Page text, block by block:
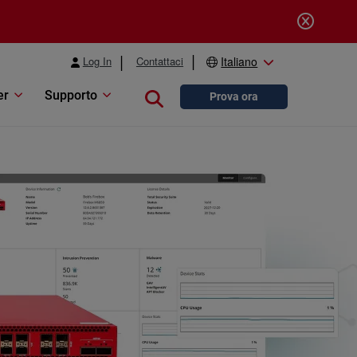
Log In Contattaci Italiano
Supporto Close searchProva ora